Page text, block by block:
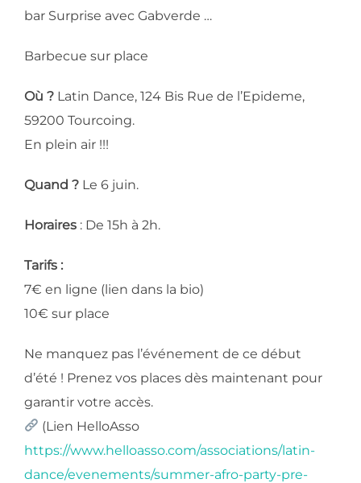
bar Surprise avec Gabverde …
Barbecue sur place
Où ? Latin Dance, 124 Bis Rue de l’Epideme,
59200 Tourcoing.
En plein air !!!
Quand ? Le 6 juin.
Horaires : De 15h à 2h.
​Tarifs :
​7€ en ligne (lien dans la bio)
​10€ sur place
​Ne manquez pas l’événement de ce début
d’été ! Prenez vos places dès maintenant pour
garantir votre accès.
(Lien HelloAsso
https://www.helloasso.com/associations/latin-
dance/evenements/summer-afro-party-pre-